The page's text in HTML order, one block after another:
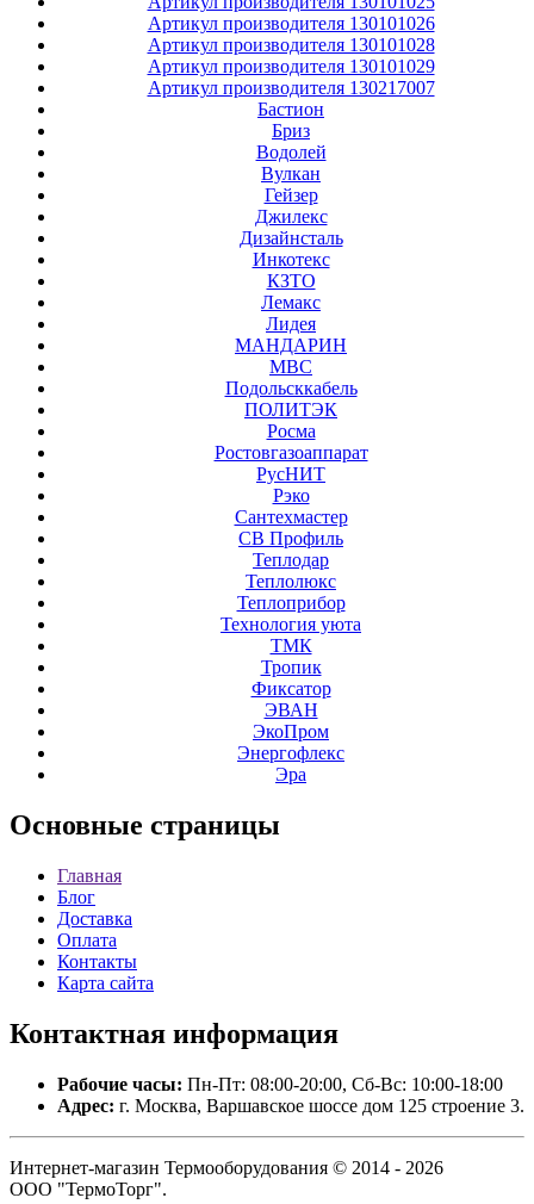
Артикул производителя 130101026
Артикул производителя 130101028
Артикул производителя 130101029
Артикул производителя 130217007
Бастион
Бриз
Водолей
Вулкан
Гейзер
Джилекс
Дизайнсталь
Инкотекс
КЗТО
Лемакс
Лидея
МАНДАРИН
МВС
Подольсккабель
ПОЛИТЭК
Росма
Ростовгазоаппарат
РусНИТ
Рэко
Сантехмастер
СВ Профиль
Теплодар
Теплолюкс
Теплоприбор
Технология уюта
ТМК
Тропик
Фиксатор
ЭВАН
ЭкоПром
Энергофлекс
Эра
Основные страницы
Главная
Блог
Доставка
Оплата
Контакты
Карта сайта
Контактная информация
Рабочие часы: Пн-Пт: 08:00-20:00, Сб-Вс: 10:00-18:00
Адрес: г. Москва, Варшавское шоссе дом 125 строение 3.
Интернет-магазин Термооборудования © 2014 - 2026
ООО "ТермоТорг".